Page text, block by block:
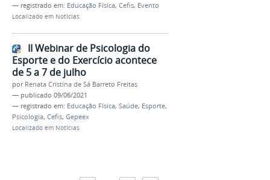
— registrado em: Educação Física, Cefis, Evento
Localizado em Notícias
II Webinar de Psicologia do
Esporte e do Exercício acontece
de 5 a 7 de julho
por Renata Cristina de Sá Barreto Freitas
— publicado 09/06/2021
— registrado em: Educação Física, Saúde, Esporte,
Psicologia, Cefis, Gepeex
Localizado em Notícias